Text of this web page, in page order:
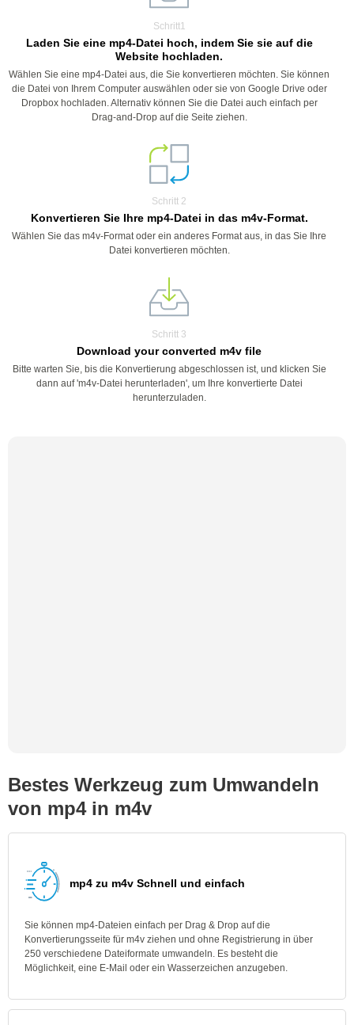
Schritt1
Laden Sie eine mp4-Datei hoch, indem Sie sie auf die
Website hochladen.
Wählen Sie eine mp4-Datei aus, die Sie konvertieren möchten. Sie können
die Datei von Ihrem Computer auswählen oder sie von Google Drive oder
Dropbox hochladen. Alternativ können Sie die Datei auch einfach per
Drag-and-Drop auf die Seite ziehen.
Schritt 2
Konvertieren Sie Ihre mp4-Datei in das m4v-Format.
Wählen Sie das m4v-Format oder ein anderes Format aus, in das Sie Ihre
Datei konvertieren möchten.
Schritt 3
Download your converted m4v file
Bitte warten Sie, bis die Konvertierung abgeschlossen ist, und klicken Sie
dann auf 'm4v-Datei herunterladen', um Ihre konvertierte Datei
herunterzuladen.
Bestes Werkzeug zum Umwandeln
von mp4 in m4v
mp4 zu m4v Schnell und einfach
Sie können mp4-Dateien einfach per Drag & Drop auf die
Konvertierungsseite für m4v ziehen und ohne Registrierung in über
250 verschiedene Dateiformate umwandeln. Es besteht die
Möglichkeit, eine E-Mail oder ein Wasserzeichen anzugeben.